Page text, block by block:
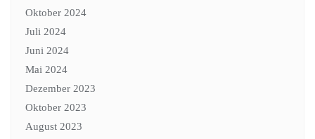
Oktober 2024
Juli 2024
Juni 2024
Mai 2024
Dezember 2023
Oktober 2023
August 2023